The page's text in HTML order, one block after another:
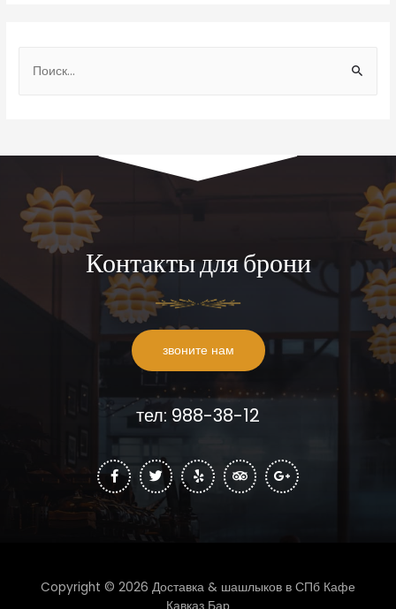
Контакты для брони
звоните нам
тел: 988-38-12
Copyright © 2026 Доставка & шашлыков в СПб Кафе
Кавказ Бар